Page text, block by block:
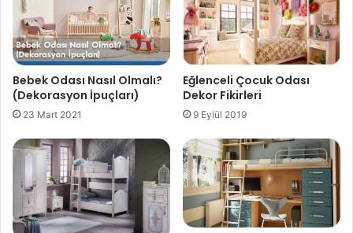
Bebek Odası Nasıl Olmalı?
(Dekorasyon İpuçları)
23 Mart 2021
Eğlenceli Çocuk Odası
Dekor Fikirleri
9 Eylül 2019